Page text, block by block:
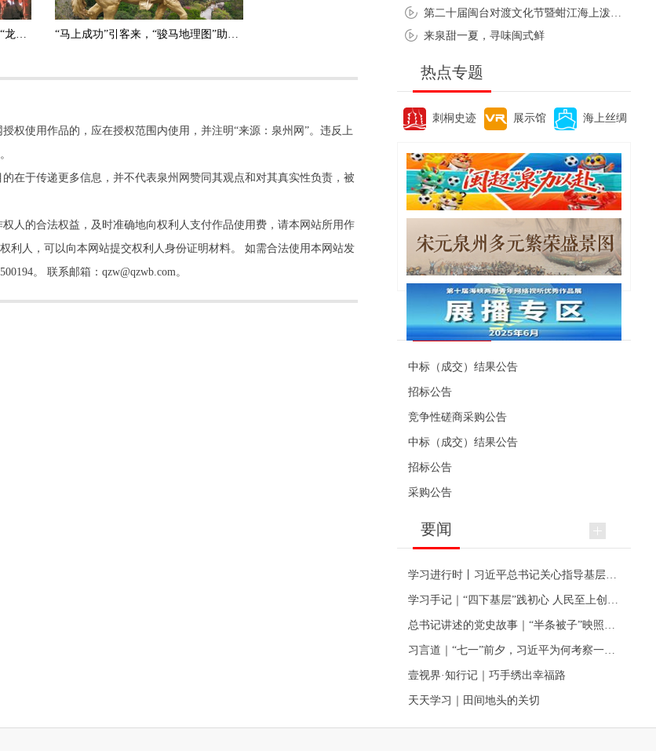
使用作品的，应在授权范围内使用，并注明“来源：泉州网”。违反上
在于传递更多信息，并不代表泉州网赞同其观点和对其真实性负责，被
人的合法权益，及时准确地向权利人支付作品使用费，请本网站所用作
利人，可以向本网站提交权利人身份证明材料。 如需合法使用本网站发
。 联系邮箱：qzw@qzwb.com。
来泉甜一夏，寻味闽式鲜
热点专题
刺桐史迹 展示馆 海上丝绸
便民资讯
中标（成交）结果公告
招标公告
竞争性磋商采购公告
中标（成交）结果公告
招标公告
采购公告
要闻
壹视界·知行记｜巧手绣出幸福路
天天学习｜田间地头的关切